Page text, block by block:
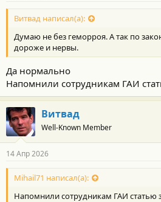
Витвад написал(а):
Думаю не без геморроя. А так по
дороже и нервы.
Да нормально
Напомнили сотрудникам ГАИ
Витвад
Well-Known Member
14 Апр 2026
Mihail71 написал(а):
Напомнили сотрудникам ГАИ статью